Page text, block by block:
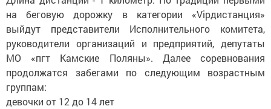
на беговую дорожку в категории «Vipдистанция»
выйдут представители Исполнительного комитета,
руководители организаций и предприятий, депутаты
МО «пгт Камские Поляны». Далее соревнования
продолжатся забегами по следующим возрастным
группам:
девочки от 12 до 14 лет